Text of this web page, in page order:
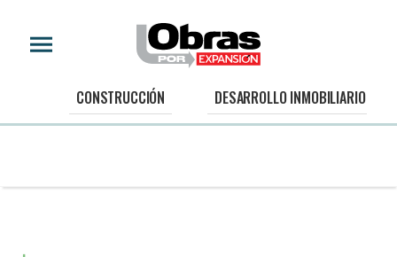
CONSTRUCCIÓN DESARROLLO INMOBILIARIO